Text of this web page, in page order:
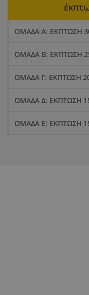
ΟΜΑΔΑ Α: ΕΚΠΤΩΣΗ
ΟΜΑΔΑ Β: ΕΚΠΤΩΣΗ
ΟΜΑΔΑ Γ: ΕΚΠΤΩΣΗ
ΟΜΑΔΑ Δ: ΕΚΠΤΩΣΗ
ΟΜΑΔΑ Ε: ΕΚΠΤΩΣΗ